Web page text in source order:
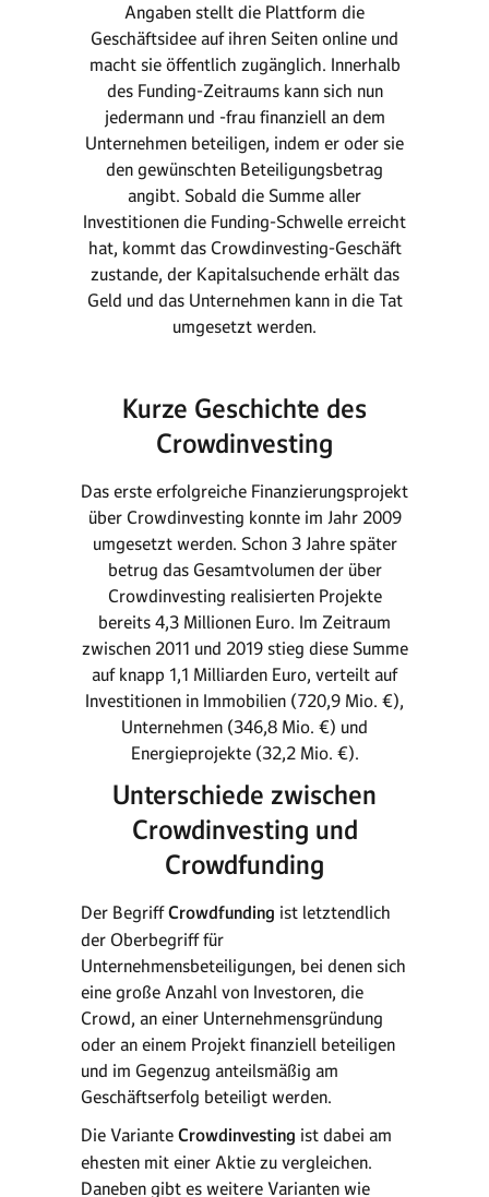
Angaben stellt die Plattform die
Geschäftsidee auf ihren Seiten online und
macht sie öffentlich zugänglich. Innerhalb
des Funding-Zeitraums kann sich nun
jedermann und -frau finanziell an dem
Unternehmen beteiligen, indem er oder sie
den gewünschten Beteiligungsbetrag
angibt. Sobald die Summe aller
Investitionen die Funding-Schwelle erreicht
hat, kommt das Crowdinvesting-Geschäft
zustande, der Kapitalsuchende erhält das
Geld und das Unternehmen kann in die Tat
umgesetzt werden.
Kurze Geschichte des
Crowdinvesting
Das erste erfolgreiche Finanzierungsprojekt
über Crowdinvesting konnte im Jahr 2009
umgesetzt werden. Schon 3 Jahre später
betrug das Gesamtvolumen der über
Crowdinvesting realisierten Projekte
bereits 4,3 Millionen Euro. Im Zeitraum
zwischen 2011 und 2019 stieg diese Summe
auf knapp 1,1 Milliarden Euro, verteilt auf
Investitionen in Immobilien (720,9 Mio. €),
Unternehmen (346,8 Mio. €) und
Energieprojekte (32,2 Mio. €).
Unterschiede zwischen
Crowdinvesting und
Crowdfunding
Der BegriffCrowdfunding ist letztendlich
der Oberbegriff für
Unternehmensbeteiligungen, bei denen sich
eine große Anzahl von Investoren, die
Crowd, an einer Unternehmensgründung
oder an einem Projekt finanziell beteiligen
und im Gegenzug anteilsmäßig am
Geschäftserfolg beteiligt werden.
Die Variante Crowdinvesting ist dabei am
ehesten mit einer Aktie zu vergleichen.
Daneben gibt es weitere Varianten wie